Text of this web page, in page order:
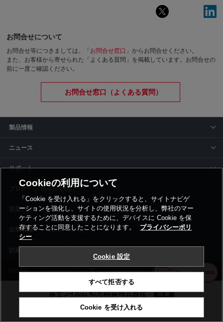
お問合せについて
お問合せ等につきましては、「 お問合せ窓口 」からお問合せください。
また、お客様から寄せられた「よくある質問」を掲載しています。お問合せの
前に一度ご確認ください。
お問合せ窓口（よくある質問）
製品情報
ニュース
サポート
siyaku-blog
取扱いメーカー
事業所一覧
利用規約 プライバシーポリシー コーポレートサイト Cookie設定
©富士フイルム和光純薬株式会社
Cookieの利用について
「Cookie を受け入れる」をクリックすると、サイトナビゲ
ーションを強化し、サイトの使用状況を分析し、弊社のマー
ケティング活動を支援するために、デバイスに Cookie を保
存することに同意したことになります。
プライバシーポリ
シー
Cookie 設定
すべて拒否する
Cookie を受け入れる